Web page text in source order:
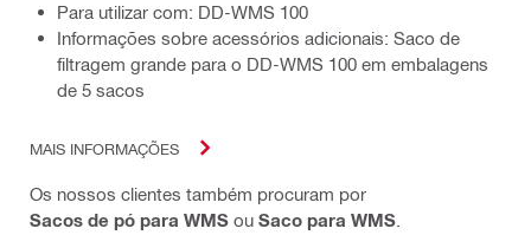
Para utilizar com: DD-WMS 100
Informações sobre acessórios adicionais: Saco de
filtragem grande para o DD-WMS 100 em embalagens
de 5 sacos
MAIS INFORMAÇÕES
Os nossos clientes também procuram por
Sacos de pó para WMS ou Saco para WMS